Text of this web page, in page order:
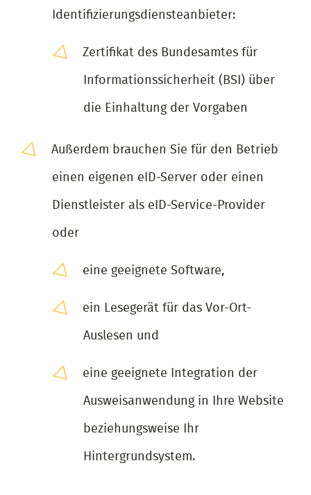
Identifizierungsdiensteanbieter:
Zertifikat des Bundesamtes für
Informationssicherheit (BSI) über
die Einhaltung der Vorgaben
Außerdem brauchen Sie für den Betrieb
einen eigenen eID-Server oder einen
Dienstleister als eID-Service-Provider
oder
eine geeignete Software,
ein Lesegerät für das Vor-Ort-
Auslesen und
eine geeignete Integration der
Ausweisanwendung in Ihre Website
beziehungsweise Ihr
Hintergrundsystem.